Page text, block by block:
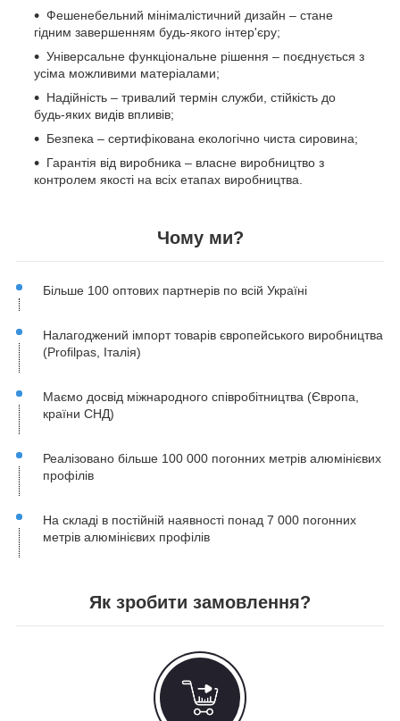
Фешенебельний мінімалістичний дизайн – стане
гідним завершенням будь-якого інтер'єру;
Універсальне функціональне рішення – поєднується з
усіма можливими матеріалами;
Надійність – тривалий термін служби, стійкість до
будь-яких видів впливів;
Безпека – сертифікована екологічно чиста сировина;
Гарантія від виробника – власне виробництво з
контролем якості на всіх етапах виробництва.
Чому ми?
Більше 100 оптових партнерів по всій Україні
Налагоджений імпорт товарів європейського виробництва
(Profilpas, Італія)
Маємо досвід міжнародного співробітництва (Європа,
країни СНД)
Реалізовано більше 100 000 погонних метрів алюмінієвих
профілів
На складі в постійній наявності понад 7 000 погонних
метрів алюмінієвих профілів
Як зробити замовлення?